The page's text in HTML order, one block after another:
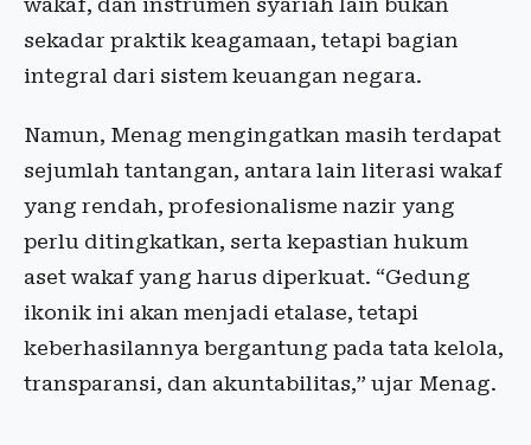
wakaf, dan instrumen syariah lain bukan
sekadar praktik keagamaan, tetapi bagian
integral dari sistem keuangan negara.
Namun, Menag mengingatkan masih terdapat
sejumlah tantangan, antara lain literasi wakaf
yang rendah, profesionalisme nazir yang
perlu ditingkatkan, serta kepastian hukum
aset wakaf yang harus diperkuat. “Gedung
ikonik ini akan menjadi etalase, tetapi
keberhasilannya bergantung pada tata kelola,
transparansi, dan akuntabilitas,” ujar Menag.